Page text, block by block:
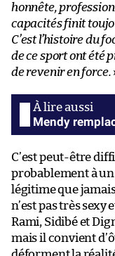
honnête,
capacités finit
C’est l’histoire du
de ce sport ont été
de revenir en force.
Mendy
C’est peut-être
probablement à
légitime que
n’est pas très sexy
Rami, Sidibé et
mais il convient